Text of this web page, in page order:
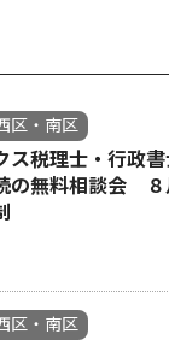
区・南区
ス税理士・行政
の無料相談会 ８
区・南区